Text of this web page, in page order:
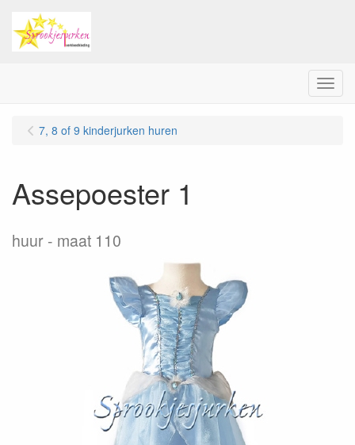
Menu
7, 8 of 9 kinderjurken huren
Assepoester 1
huur maat 110